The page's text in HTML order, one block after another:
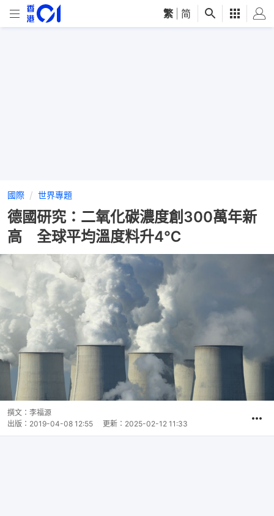
繁 简
國際 世界專題
德國研究：二氧化碳濃度創300萬年新
高 全球平均溫度料升4℃
撰文： 李福源
出版： 2019-04-08 12:55 更新： 2025-02-12 11:33